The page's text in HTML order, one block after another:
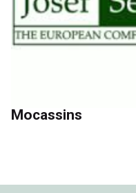
Mocassins